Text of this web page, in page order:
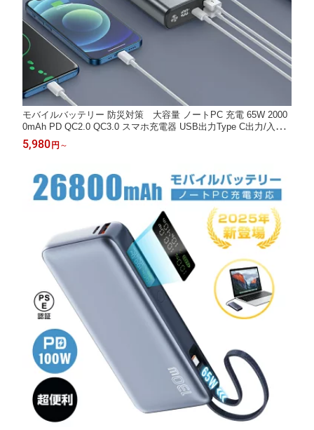
モバイルバッテリー 防災対策 大容量 ノートPC 充電 65W 2000
0mAh PD QC2.0 QC3.0 スマホ充電器 USB出力Type C出力/入力
PD65W ポリマーリチウム電池 高品質チップ 残電量表示 iPhone i
Pad Android MacBook pc 等対応 機内に持ち込み可能
5,980円 ～